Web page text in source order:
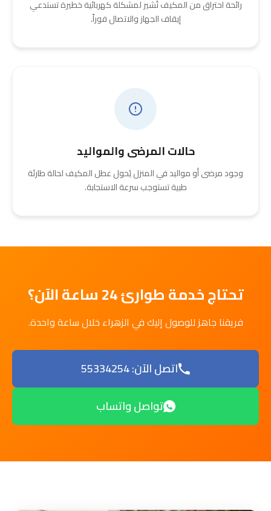
رائحة احتراق من المكيف تُشير لمشكلة كهربائية خطيرة تستدعي
إيقاف الجهاز والاتصال فوراً.
حالات المرضى والمواليد
وجود مرضى أو مواليد في المنزل يُحول عطل المكيف لحالة طارئة
طبية تستوجب سرعة الاستجابة.
تحتاج خدمة طوارئ 24 ساعة الآن؟
فريقنا جاهز للوصول إليك في الزهراء خلال ساعة واحدة.
اتصل الآن: 55334254
تواصل واتساب